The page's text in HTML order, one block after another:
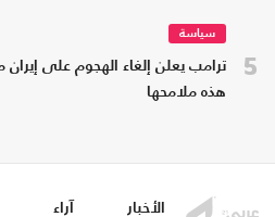
5
سياسة
ترامب يعلن إلغاء الهجوم على
هذه ملامحها
الأخبار آراء